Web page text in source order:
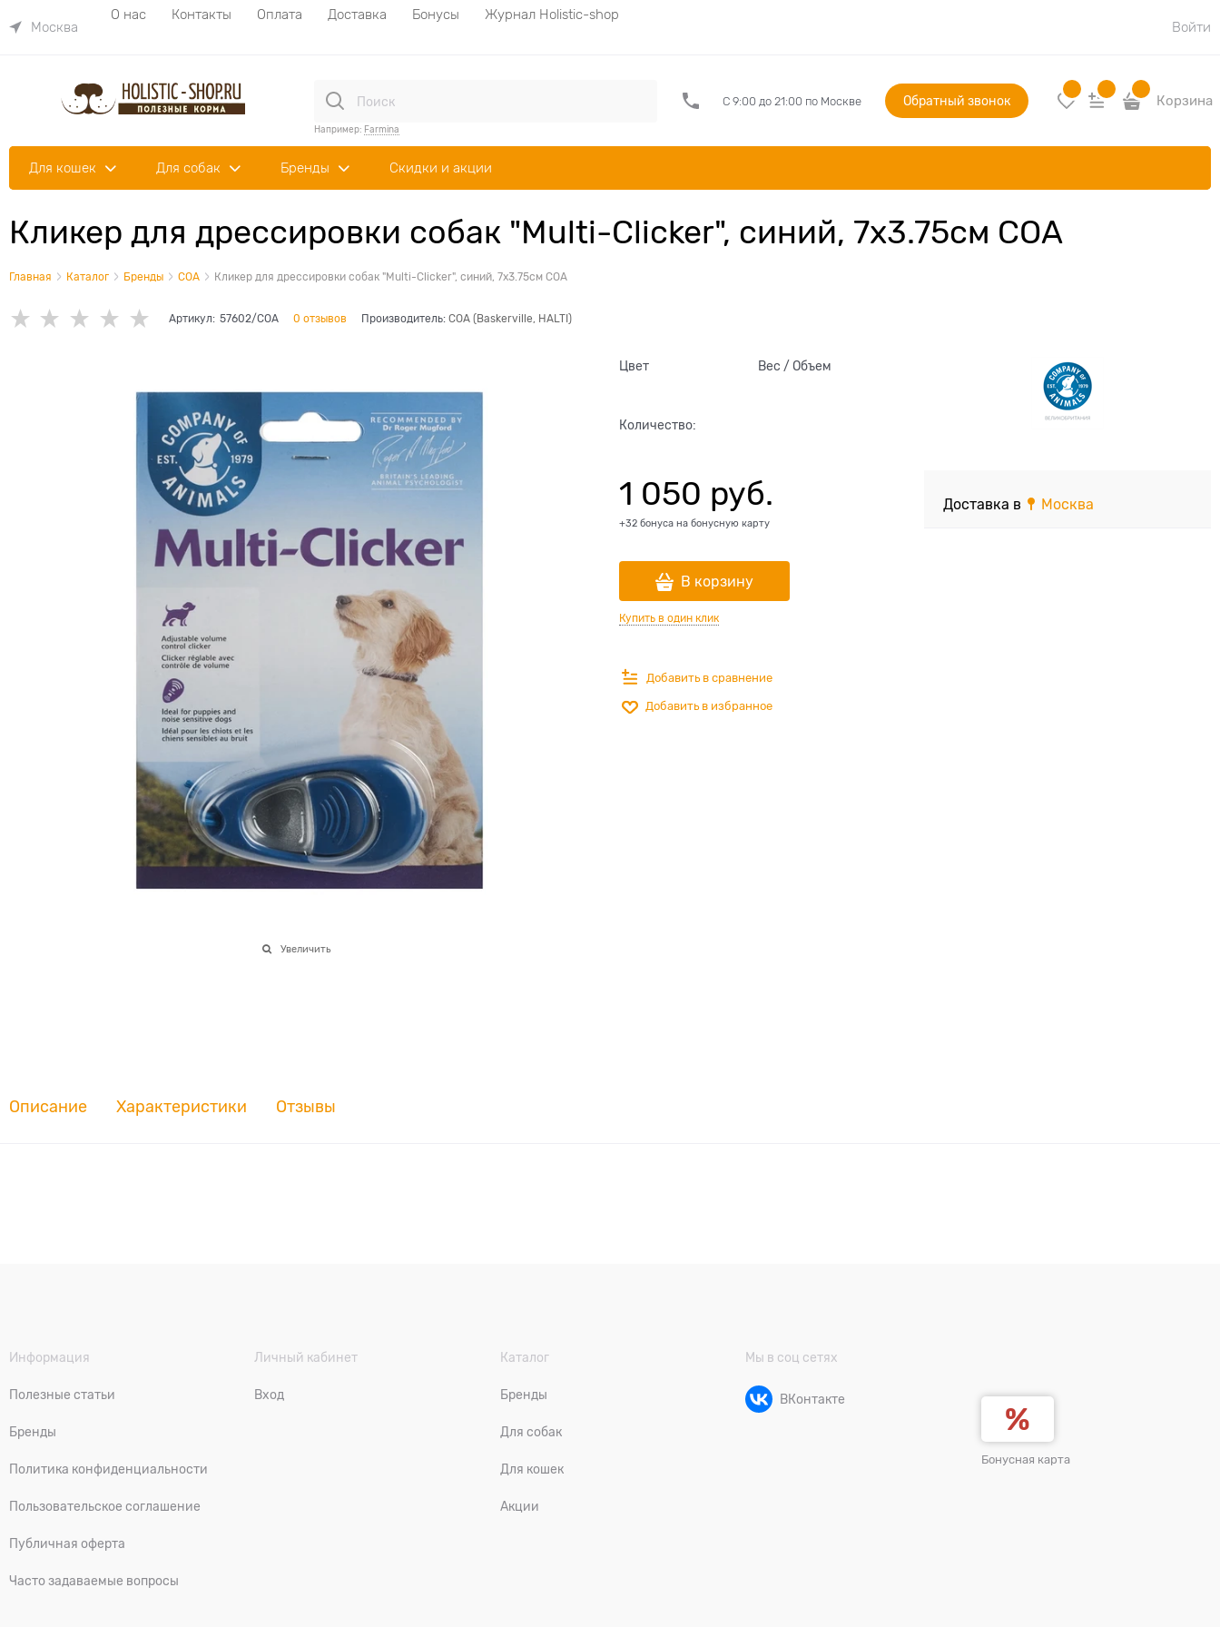
Москва
О нас Контакты Оплата Доставка Бонусы
Журнал Holistic-shop
Войти
Например: Farmina
С 9:00 до 21:00 по Москве Обратный звонок Корзина
Для кошек Для собак Бренды Скидки и акции
Кликер для дрессировки собак "Multi-Clicker", синий, 7х3.75см COA
Главная Каталог Бренды COA Кликер для дрессировки собак "Multi-Clicker", синий, 7х3.75см COA
Артикул: 57602/COA 0 отзывов Производитель: COA (Baskerville, HALTI)
Увеличить
Цвет Вес / Объем
Количество:
1 050 руб.
+32 бонуса на бонусную карту
В корзину
Купить в один клик
Добавить в сравнение
Добавить в избранное
Доставка в Москва
Описание Характеристики Отзывы
Информация
Полезные статьи
Бренды
Политика конфиденциальности
Пользовательское соглашение
Публичная оферта
Часто задаваемые вопросы
Личный кабинет
Вход
Каталог
Бренды
Для собак
Для кошек
Акции
Мы в соц сетях
ВКонтакте
Бонусная карта